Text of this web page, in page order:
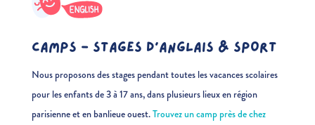
CAMPS - STAGES D’ANGLAIS & SPORT
Nous proposons des stages pendant toutes les vacances scolaires
pour les enfants de 3 à 17 ans, dans plusieurs lieux en région
parisienne et en banlieue ouest.Trouvez un camp près de chez